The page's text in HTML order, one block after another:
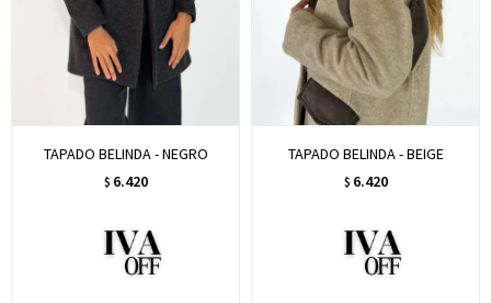
TAPADO BELINDA - NEGRO
$ 6.420
TAPADO BELINDA - BEIGE
$ 6.420